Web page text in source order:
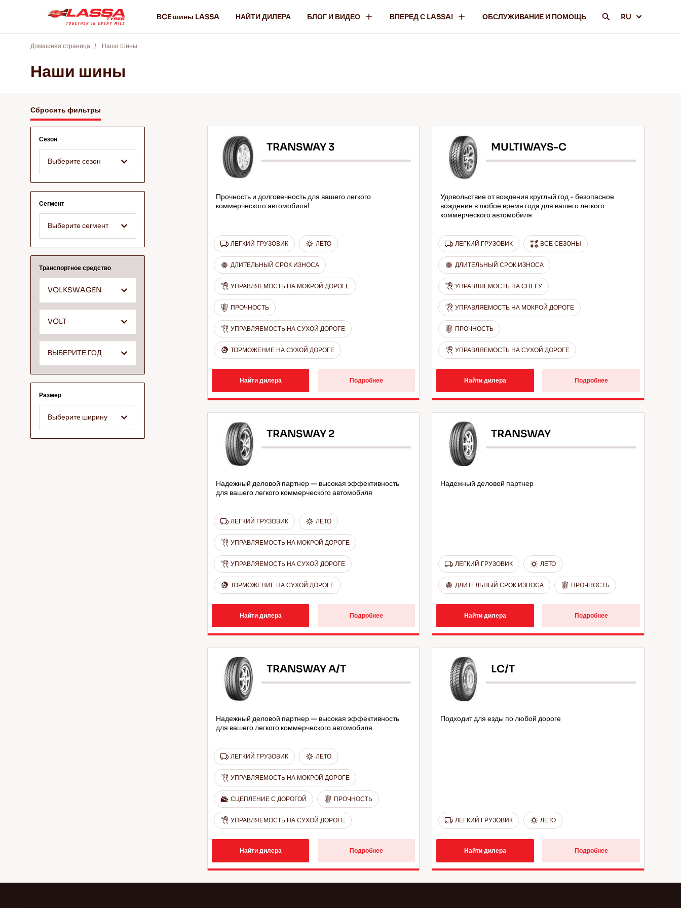
ВCE шины LASSA НАЙТИ ДИЛЕРА БЛОГ И ВИДЕО ВПЕРЕД С LASSA! ОБСЛУЖИВАНИЕ И ПОМОЩЬ RU
Домашняя страница Наши Шины
Наши шины
Сбросить фильтры
Сезон
Выберите сезон
Сегмент
Выберите сегмент
Транспортное средство
VOLKSWAGEN
VOLT
ВЫБЕРИТЕ ГОД
Размер
Выберите ширину
TRANSWAY 3
Прочность и долговечность для вашего легкого
коммерческого автомобиля!
ЛЕГКИЙ ГРУЗОВИК ЛЕТО
ДЛИТЕЛЬНЫЙ СРОК ИЗНОСА
УПРАВЛЯЕМОСТЬ НА МОКРОЙ ДОРОГЕ
ПРОЧНОСТЬ
УПРАВЛЯЕМОСТЬ НА СУХОЙ ДОРОГЕ
ТОРМОЖЕНИЕ НА СУХОЙ ДОРОГЕ
Найти дилера Подробнее
MULTIWAYS-C
Удовольствие от вождения круглый год - безопасное
вождение в любое время года для вашего легкого
коммерческого автомобиля
ЛЕГКИЙ ГРУЗОВИК ВСЕ СЕЗОНЫ
ДЛИТЕЛЬНЫЙ СРОК ИЗНОСА
УПРАВЛЯЕМОСТЬ НА СНЕГУ
УПРАВЛЯЕМОСТЬ НА МОКРОЙ ДОРОГЕ
ПРОЧНОСТЬ
УПРАВЛЯЕМОСТЬ НА СУХОЙ ДОРОГЕ
Найти дилера Подробнее
TRANSWAY 2
Надежный деловой партнер — высокая эффективность
для вашего легкого коммерческого автомобиля
ЛЕГКИЙ ГРУЗОВИК ЛЕТО
УПРАВЛЯЕМОСТЬ НА МОКРОЙ ДОРОГЕ
УПРАВЛЯЕМОСТЬ НА СУХОЙ ДОРОГЕ
ТОРМОЖЕНИЕ НА СУХОЙ ДОРОГЕ
Найти дилера Подробнее
TRANSWAY
Надежный деловой партнер
ЛЕГКИЙ ГРУЗОВИК ЛЕТО
ДЛИТЕЛЬНЫЙ СРОК ИЗНОСА ПРОЧНОСТЬ
Найти дилера Подробнее
TRANSWAY A/T
Надежный деловой партнер — высокая эффективность
для вашего легкого коммерческого автомобиля
ЛЕГКИЙ ГРУЗОВИК ЛЕТО
УПРАВЛЯЕМОСТЬ НА МОКРОЙ ДОРОГЕ
СЦЕПЛЕНИЕ С ДОРОГОЙ ПРОЧНОСТЬ
УПРАВЛЯЕМОСТЬ НА СУХОЙ ДОРОГЕ
Найти дилера Подробнее
LC/T
Подходит для езды по любой дороге
ЛЕГКИЙ ГРУЗОВИК ЛЕТО
Найти дилера Подробнее